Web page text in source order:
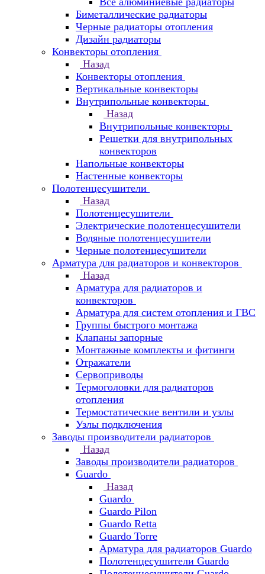
Биметаллические радиаторы
Черные радиаторы отопления
Дизайн радиаторы
Конвекторы отопления
Назад
Конвекторы отопления
Вертикальные конвекторы
Внутрипольные конвекторы
Назад
Внутрипольные конвекторы
Решетки для внутрипольных
конвекторов
Напольные конвекторы
Настенные конвекторы
Полотенцесушители
Назад
Полотенцесушители
Электрические полотенцесушители
Водяные полотенцесушители
Черные полотенцесушители
Арматура для радиаторов и конвекторов
Назад
Арматура для радиаторов и
конвекторов
Арматура для систем отопления и ГВС
Группы быстрого монтажа
Клапаны запорные
Монтажные комплекты и фитинги
Отражатели
Сервоприводы
Термоголовки для радиаторов
отопления
Термостатические вентили и узлы
Узлы подключения
Заводы производители радиаторов
Назад
Заводы производители радиаторов
Guardo
Назад
Guardo
Guardo Pilon
Guardo Retta
Guardo Torre
Арматура для радиаторов Guardo
Полотенцесушители Guardo